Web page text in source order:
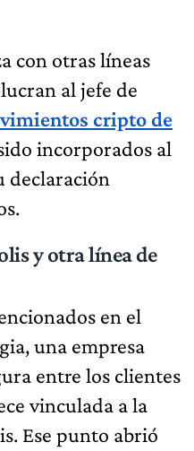
con otras líneas
al jefe de
cripto de
incorporados al
declaración
y otra línea de
en el
una empresa
entre los clientes
vinculada a la
Ese punto abrió